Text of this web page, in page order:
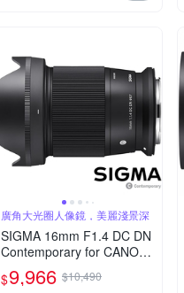
廣角大光圈人像鏡，美麗淺景深
SIGMA 16mm F1.4 DC DN
Contemporary for CANON
RF (公司貨) 廣角大光圈定
焦鏡 人像鏡 APS-C 無反微
$9,966 $10,490